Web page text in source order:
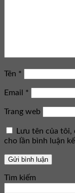
Tên *
Email *
Trang web
Lưu tên của
cho lần bình luận
Tìm kiếm